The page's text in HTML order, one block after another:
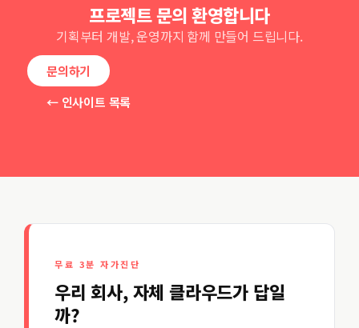
프로젝트 문의 환영합니다
기획부터 개발, 운영까지 함께 만들어 드립니다.
문의하기
← 인사이트 목록
무료 3분 자가진단
우리 회사, 자체 클라우드가 답일
까?